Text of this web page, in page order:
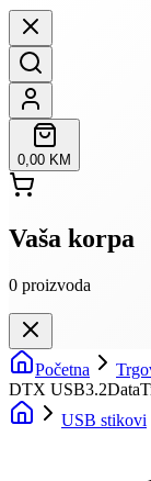
0,00 KM
Vaša korpa
0 proizvoda
Početna
DTX
USB stikovi